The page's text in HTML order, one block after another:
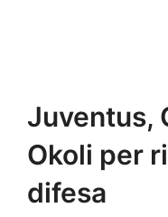
Juventus,
Okoli per
difesa